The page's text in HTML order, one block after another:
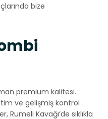
bize
premium kalitesi.
ve gelişmiş kontrol
Kavağı’de sıklıkla